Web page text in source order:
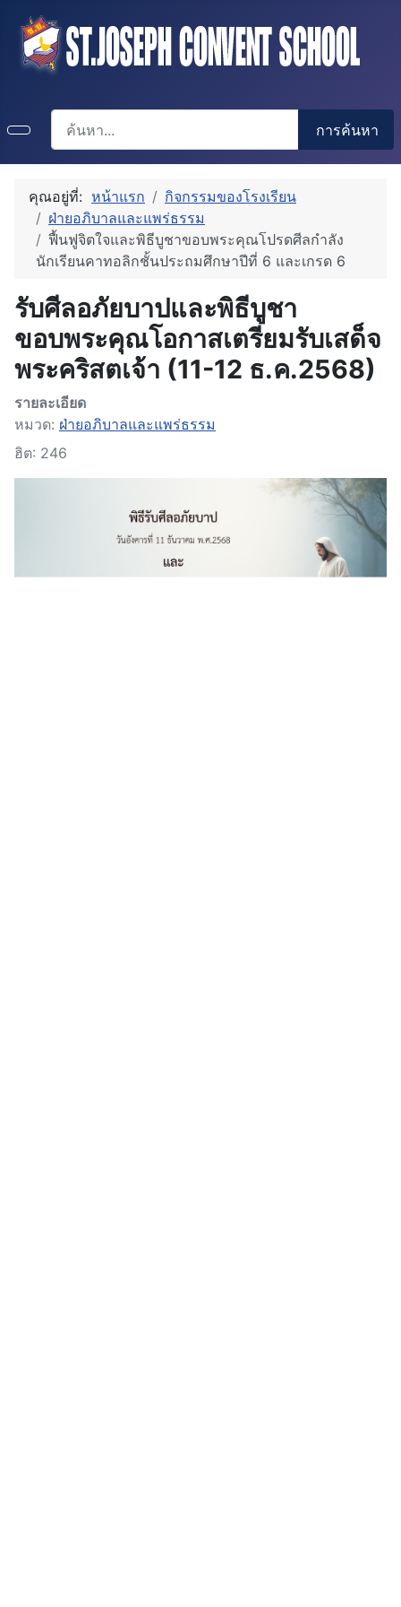
การค้นหา
การค้นหา
คุณอยู่ที่: หน้าแรก
กิจกรรมของโรงเรียน
ฝ่ายอภิบาลและแพร่ธรรม
ฟื้นฟูจิตใจและพิธีบูชาขอบพระคุณโปรดศีลกำลัง
นักเรียนคาทอลิกชั้นประถมศึกษาปีที่ 6 และเกรด 6
รับศีลอภัยบาปและพิธีบูชา
ขอบพระคุณโอกาสเตรียมรับเสด็จ
พระคริสตเจ้า (11-12 ธ.ค.2568)
รายละเอียด
หมวด: ฝ่ายอภิบาลและแพร่ธรรม
ฮิต: 246